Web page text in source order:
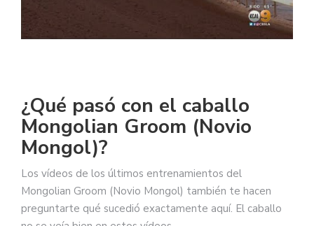
¿Qué pasó con el caballo
Mongolian Groom (Novio
Mongol)?
Los vídeos de los últimos entrenamientos del
Mongolian Groom (Novio Mongol) también te hacen
preguntarte qué sucedió exactamente aquí. El caballo